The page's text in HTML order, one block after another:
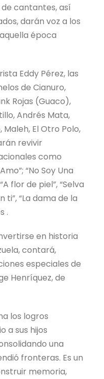
cantantes, así
darán voz a los
época
Eddy Pérez, las
de Cianuro,
Rojas (Guaco),
Andrés Mata,
Maleh, El Otro Polo,
revivir
como
“No Soy Una
flor de piel”, “Selva
ti”, “La dama de la
.
en historia
contará,
especiales de
Henríquez, de
los logros
a sus hijos
una
fronteras. Es un
memoria,